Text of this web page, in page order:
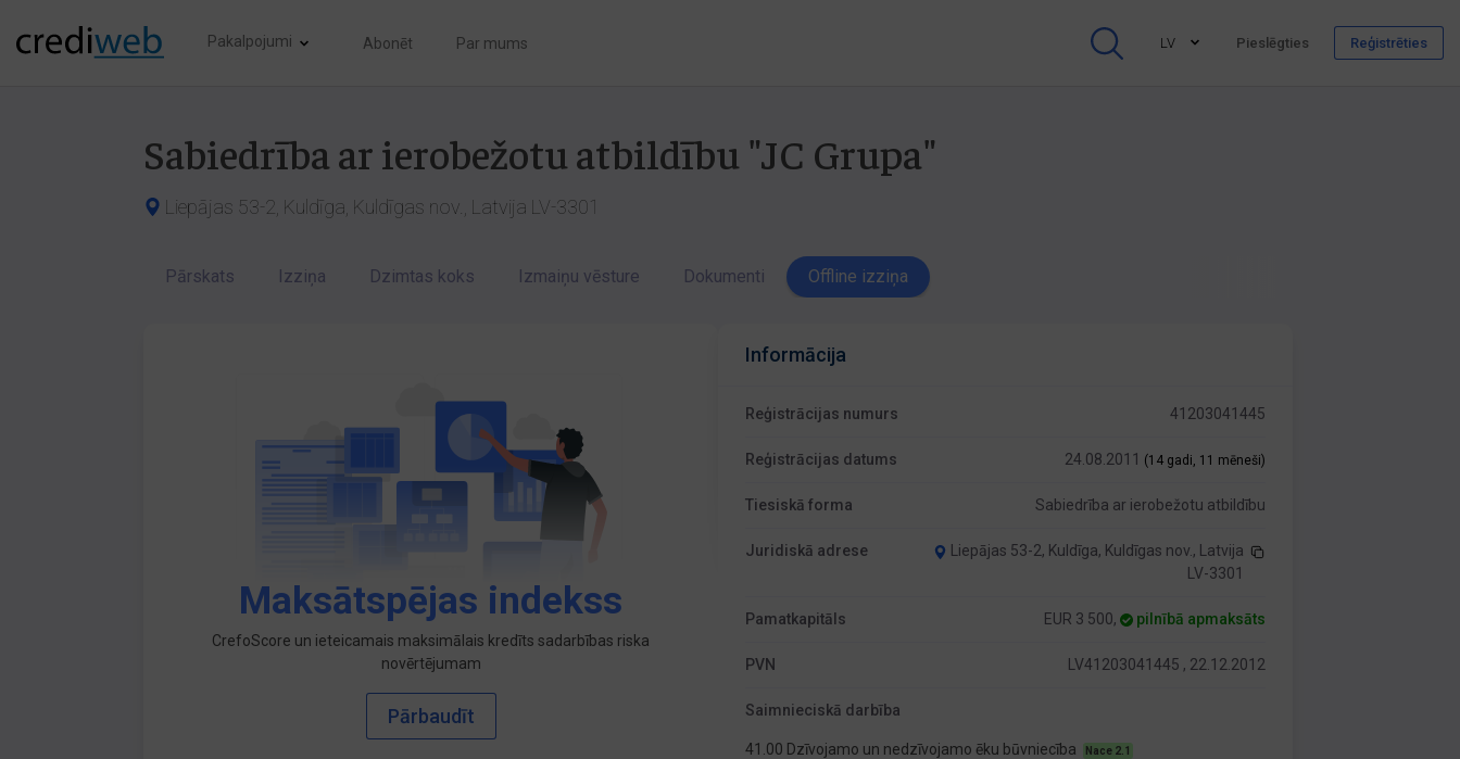
Pakalpojumi Abonēt Par mums LV Pieslēgties Reģistrēties
Sabiedrība ar ierobežotu atbildību "JC Grupa"
Liepājas 53-2, Kuldīga, Kuldīgas nov., Latvija LV-3301
Pārskats Izziņa Dzimtas koks Izmaiņu vēsture Dokumenti Offline izziņa
Maksātspējas indekss
CrefoScore un ieteicamais maksimālais kredīts sadarbības riska
novērtējumam
Pārbaudīt
Informācija
Reģistrācijas numurs 41203041445
Reģistrācijas datums 24.08.2011 (14 gadi, 11 mēneši)
Tiesiskā forma Sabiedrība ar ierobežotu atbildību
Juridiskā adrese
Liepājas 53-2, Kuldīga, Kuldīgas nov., Latvija
LV-3301
Pamatkapitāls EUR 3 500, pilnībā apmaksāts
PVN LV41203041445 , 22.12.2012
Saimnieciskā darbība
41.00 Dzīvojamo un nedzīvojamo ēku būvniecība Nace 2.1